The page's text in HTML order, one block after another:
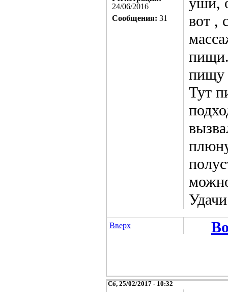
24/06/2016
Сообщения: 31
вот ,
пищи.
пищу
Тут
Вверх
Сб, 25/02/2017 - 10:32